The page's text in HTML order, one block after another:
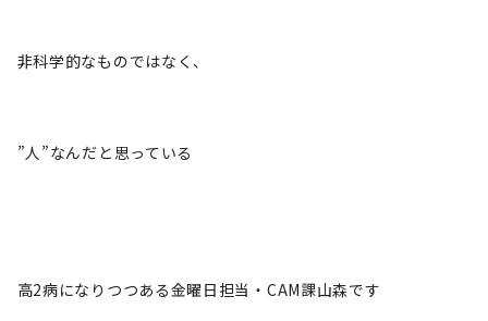
非科学的なものではなく、
”人”なんだと思っている
高2病になりつつある金曜日担当・CAM課山森です